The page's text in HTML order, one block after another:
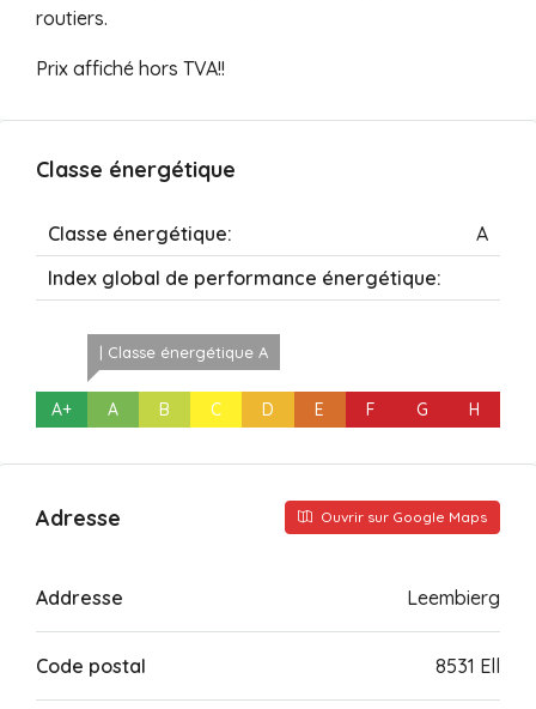
routiers.
Prix affiché hors TVA!!
Classe énergétique
Classe énergétique:
A
Index global de performance énergétique:
A+
| Classe énergétique A
A B C D E F G H
Adresse Ouvrir sur Google Maps
Addresse Leembierg
Code postal 8531 Ell